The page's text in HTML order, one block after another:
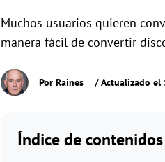
Muchos usuarios quieren
manera fácil de convertir
Por Raines / Actualizado
Índice de contenidos